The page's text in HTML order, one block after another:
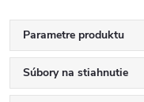
Parametre produktu
Súbory na stiahnutie